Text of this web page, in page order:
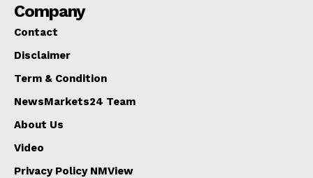
Company
Contact
Disclaimer
Term & Condition
NewsMarkets24 Team
About Us
Video
Privacy Policy NMView